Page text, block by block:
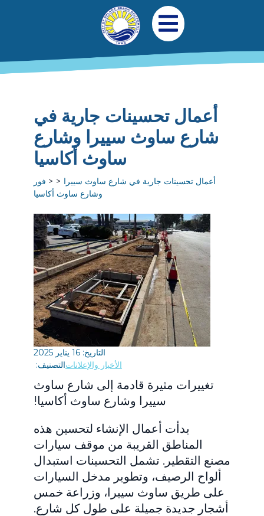
تجاوز إلى المحتوى الرئيسيالتنقل الرئيسي
افتح قائمة الجوال
أعمال تحسينات جارية في
شارع ساوث سييرا وشارع
ساوث أكاسيا
فور
أعمال تحسينات جارية في شارع ساوث سييرا
وشارع ساوث أكاسيا
التاريخ: 16 يناير 2025
التصنيف:الأخبار والإعلانات
تغييرات مثيرة قادمة إلى شارع ساوث
سييرا وشارع ساوث أكاسيا!
بدأت أعمال الإنشاء لتحسين هذه
المناطق القريبة من موقف سيارات
مصنع التقطير. تشمل التحسينات استبدال
ألواح الرصيف، وتطوير مدخل السيارات
على طريق ساوث سييرا، وزراعة خمس
أشجار جديدة جميلة على طول كل شارع.